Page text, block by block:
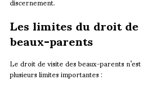
Les limites du droit
beaux-parents
Le droit de visite des beaux-parents
plusieurs limites importantes :